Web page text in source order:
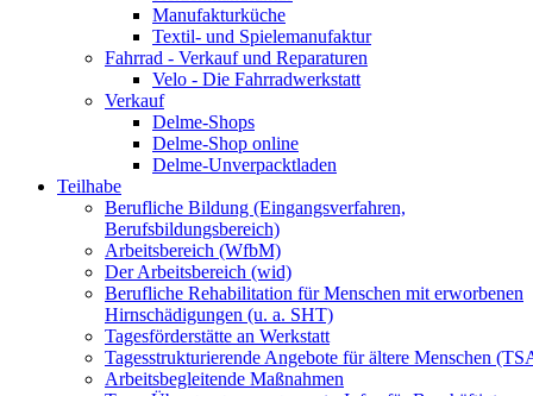
Manufakturküche
Textil- und Spielemanufaktur
Fahrrad - Verkauf und Reparaturen
Velo - Die Fahrradwerkstatt
Verkauf
Delme-Shops
Delme-Shop online
Delme-Unverpacktladen
Teilhabe
Berufliche Bildung (Eingangsverfahren,
Berufsbildungsbereich)
Arbeitsbereich (WfbM)
Der Arbeitsbereich (wid)
Berufliche Rehabilitation für Menschen mit erworbenen
Hirnschädigungen (u. a. SHT)
Tagesförderstätte an Werkstatt
Tagesstrukturierende Angebote für ältere Menschen
Arbeitsbegleitende Maßnahmen